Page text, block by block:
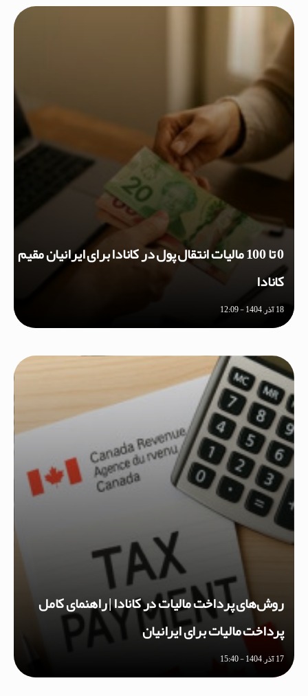
0 تا 100 مالیات انتقال پول در کانادا برای ایرانیان مقیم
کانادا
18 آذر, 1404 - 12:09
روش‌های پرداخت مالیات در کانادا | راهنمای کامل
پرداخت مالیات برای ایرانیان
17 آذر, 1404 - 15:40